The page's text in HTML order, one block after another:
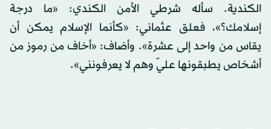
الكندية. سأله شرطي الأمن الكندي: «ما درجة
إسلامك؟»، فعلق عثماني: «كأنما الإسلام يمكن أن
يقاس من واحد إلى عشرة». وأضاف: «أخاف من رموز من
أشخاص يطبقونها عليّ وهم لا يعرفونني».